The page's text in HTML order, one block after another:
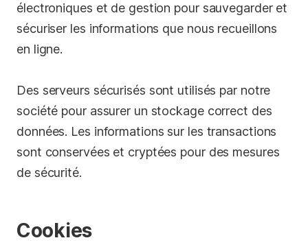
électroniques et de gestion pour sauvegarder et
sécuriser les informations que nous recueillons
en ligne.
Des serveurs sécurisés sont utilisés par notre
société pour assurer un stockage correct des
données. Les informations sur les transactions
sont conservées et cryptées pour des mesures
de sécurité.
Cookies